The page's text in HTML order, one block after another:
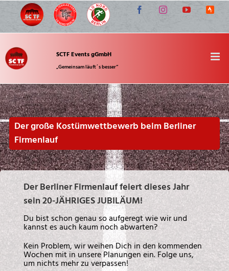
Zum
springen
FacebookInstagramYouTube
Strava
SCTF Events gGmbH
„Gemeinsam läuft´s besser“
Der große Kostümwettbewerb beim Berliner
Firmenlauf
Der Berliner Firmenlauf feiert dieses Jahr
sein 20-JÄHRIGES JUBILÄUM!
Du bist schon genau so aufgeregt wie wir und
kannst es auch kaum noch abwarten?
Kein Problem, wir weihen Dich in den kommenden
Wochen mit in unsere Planungen ein. Folge uns,
um nichts mehr zu verpassen!